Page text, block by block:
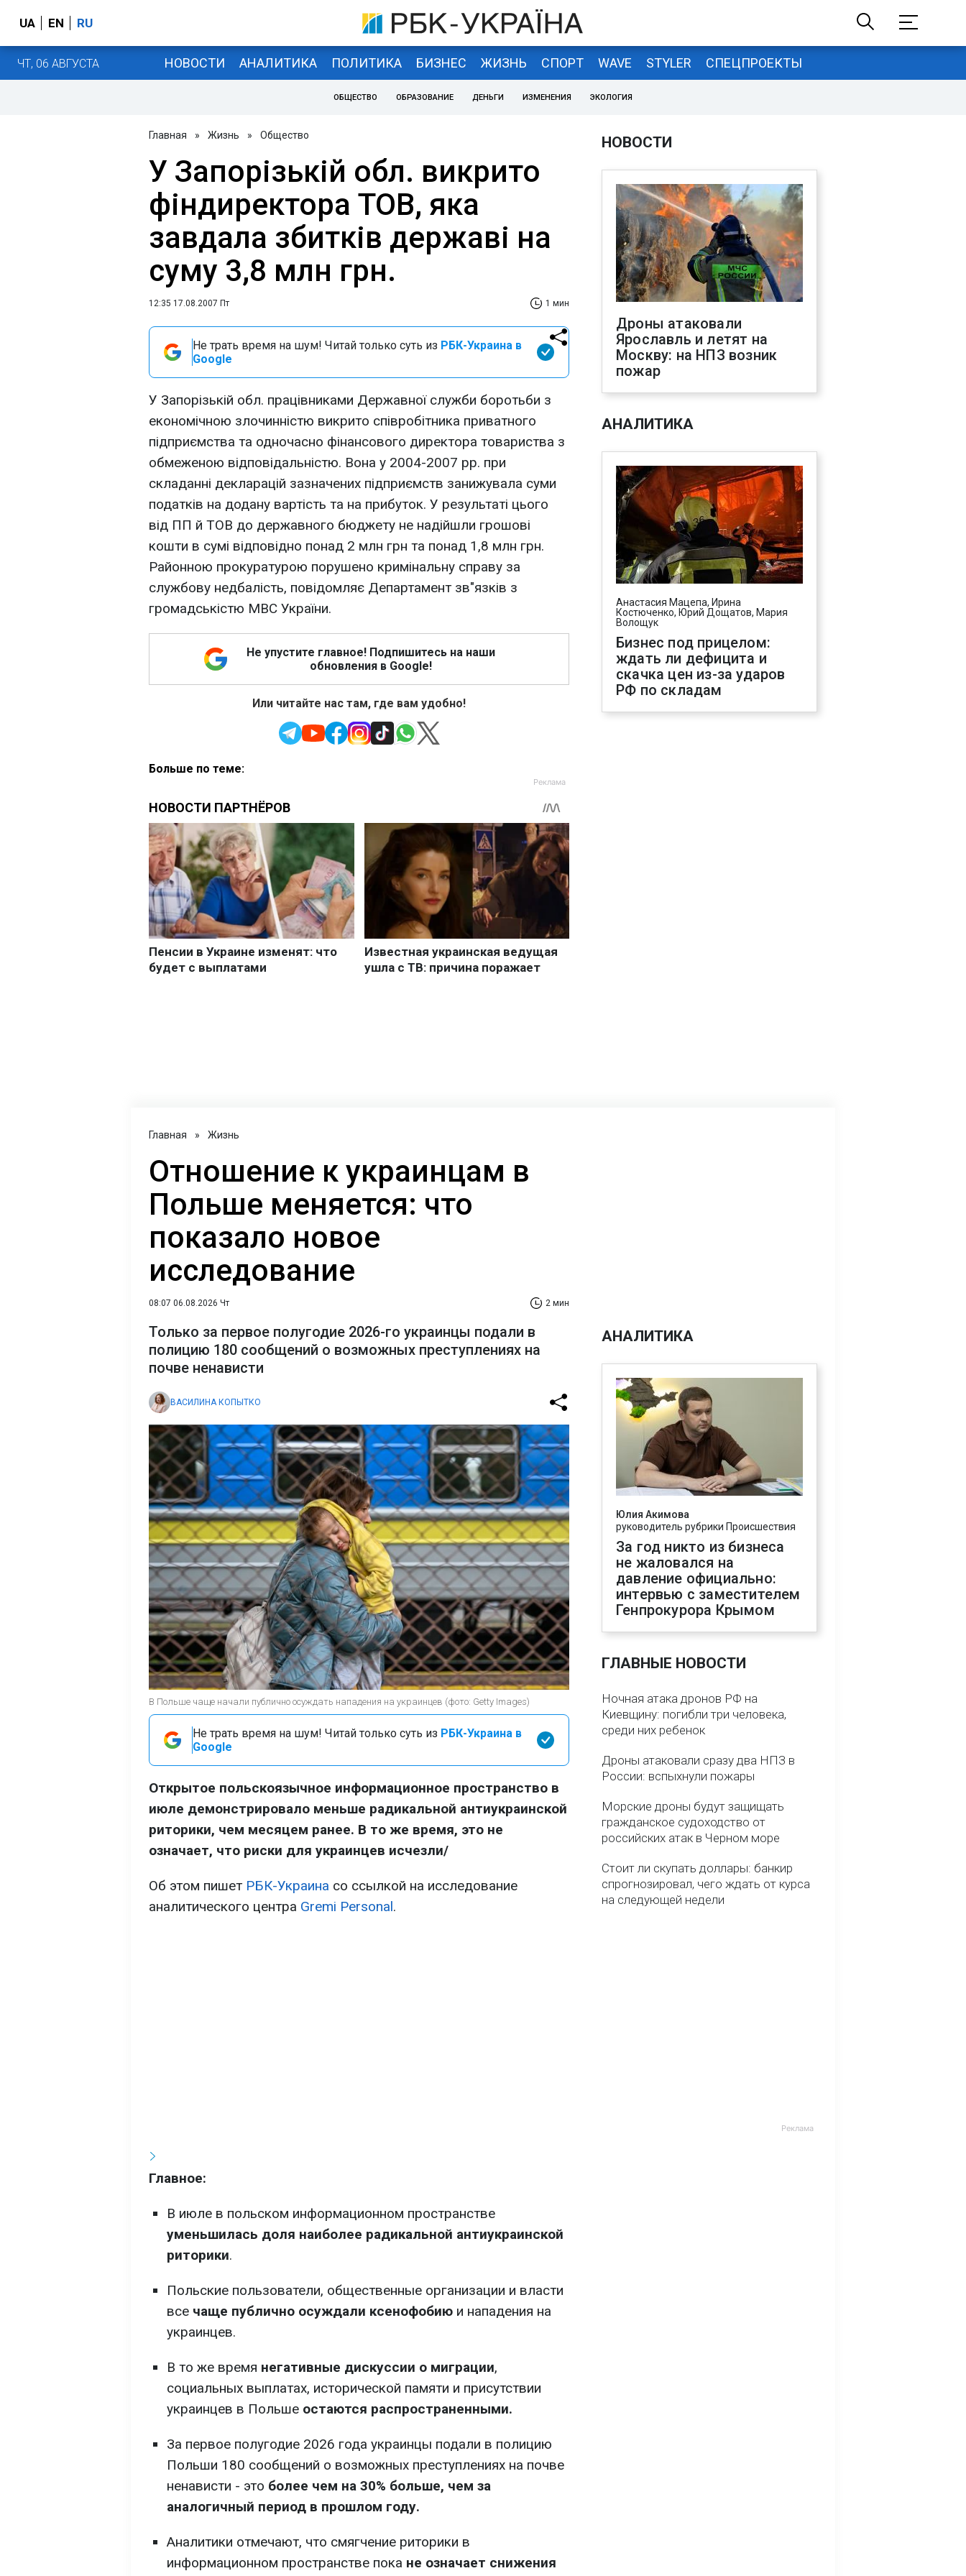
UA EN RU
ЧТ, 06 АВГУСТА НОВОСТИ АНАЛИТИКА ПОЛИТИКА БИЗНЕС ЖИЗНЬ СПОРТ WAVE STYLER СПЕЦПРОЕКТЫ
ОБЩЕСТВО ОБРАЗОВАНИЕ ДЕНЬГИ ИЗМЕНЕНИЯ ЭКОЛОГИЯ
Главная » Жизнь » Общество
У Запорізькій обл. викрито
фіндиректора ТОВ, яка
завдала збитків державі на
суму 3,8 млн грн.
12:35 17.08.2007 Пт 1 мин
Не трать время на шум! Читай только суть из РБК-Украина в
Google
У Запорізькій обл. працівниками Державної служби боротьби з
економічною злочинністю викрито співробітника приватного
підприємства та одночасно фінансового директора товариства з
обмеженою відповідальністю. Вона у 2004-2007 рр. при
складанні декларацій зазначених підприємств занижувала суми
податків на додану вартість та на прибуток. У результаті цього
від ПП й ТОВ до державного бюджету не надійшли грошові
кошти в сумі відповідно понад 2 млн грн та понад 1,8 млн грн.
Районною прокуратурою порушено кримінальну справу за
службову недбалість, повідомляє Департамент зв"язків з
громадськістю МВС України.
Не упустите главное! Подпишитесь на наши
обновления в Google!
Или читайте нас там, где вам удобно!
Больше по теме:
НОВОСТИ
Дроны атаковали
Ярославль и летят на
Москву: на НПЗ возник
пожар
АНАЛИТИКА
Анастасия Мацепа, Ирина
Костюченко, Юрий Дощатов, Мария
Волощук
Бизнес под прицелом:
ждать ли дефицита и
скачка цен из-за ударов
РФ по складам
Главная » Жизнь
Отношение к украинцам в
Польше меняется: что
показало новое
исследование
08:07 06.08.2026 Чт 2 мин
Только за первое полугодие 2026-го украинцы подали в
полицию 180 сообщений о возможных преступлениях на
почве ненависти
ВАСИЛИНА КОПЫТКО
В Польше чаще начали публично осуждать нападения на украинцев (фото: Getty Images)
Не трать время на шум! Читай только суть из РБК-Украина в
Google
Открытое польскоязычное информационное пространство в
июле демонстрировало меньше радикальной антиукраинской
риторики, чем месяцем ранее. В то же время, это не
означает, что риски для украинцев исчезли/
Об этом пишет РБК-Украина со ссылкой на исследование
аналитического центра Gremi Personal.
Главное:
В июле в польском информационном пространстве
уменьшилась доля наиболее радикальной антиукраинской
риторики.
Польские пользователи, общественные организации и власти
все чаще публично осуждали ксенофобию и нападения на
украинцев.
В то же время негативные дискуссии о миграции,
социальных выплатах, исторической памяти и присутствии
украинцев в Польше остаются распространенными.
За первое полугодие 2026 года украинцы подали в полицию
Польши 180 сообщений о возможных преступлениях на почве
ненависти - это более чем на 30% больше, чем за
аналогичный период в прошлом году.
Аналитики отмечают, что смягчение риторики в
информационном пространстве пока не означает снижения
АНАЛИТИКА
Юлия Акимова
руководитель рубрики Происшествия
За год никто из бизнеса
не жаловался на
давление официально:
интервью с заместителем
Генпрокурора Крымом
ГЛАВНЫЕ НОВОСТИ
Ночная атака дронов РФ на
Киевщину: погибли три человека,
среди них ребенок
Дроны атаковали сразу два НПЗ в
России: вспыхнули пожары
Морские дроны будут защищать
гражданское судоходство от
российских атак в Черном море
Стоит ли скупать доллары: банкир
спрогнозировал, чего ждать от курса
на следующей недели